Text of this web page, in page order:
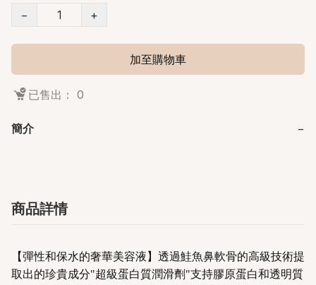
−
+
加至購物車
已售出： 0
簡介 −
商品詳情
【彈性和保水的奢華美容液】透過鮭魚鼻軟骨的高級技術提
取出的珍貴成分"超級蛋白質潤滑劑"支持膠原蛋白和透明質